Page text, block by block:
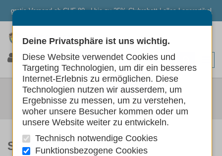
gratis Versand ab CHF 80.- | bis zu 25% Clubrabatt | alles Lagerartikel
0 0 0
EUKANUBA
Marken Eukanuba
SORTIEREN NACH
Deine Privatsphäre ist uns wichtig.
Diese Website verwendet Cookies und
Targeting Technologien, um dir ein besseres
Internet-Erlebnis zu ermöglichen. Diese
Technologien nutzen wir ausserdem, um
Ergebnisse zu messen, um zu verstehen,
woher unsere Besucher kommen oder um
unsere Website weiter zu entwickeln.
Technisch notwendige Cookies
Funktionsbezogene Cookies